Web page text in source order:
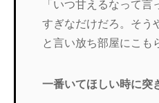
「いつ甘えるなって言
すぎなだけだろ。そう
と言い放ち部屋にこも
一番いてほしい時に突